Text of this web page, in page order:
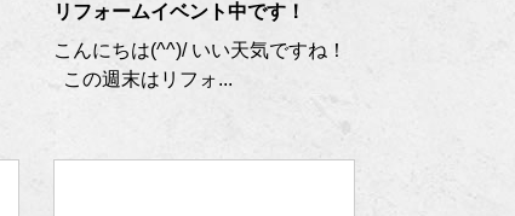
リフォームイベント中です！
こんにちは(^^)/ いい天気ですね！
この週末はリフォ...